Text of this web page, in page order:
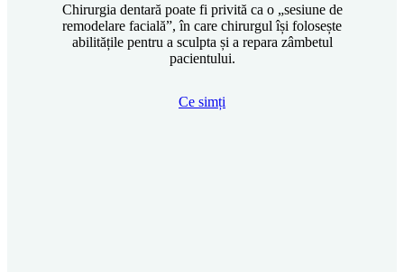
Chirurgia dentară poate fi privită ca o „sesiune de
remodelare facială”, în care chirurgul își folosește
abilitățile pentru a sculpta și a repara zâmbetul
pacientului.
Ce simți